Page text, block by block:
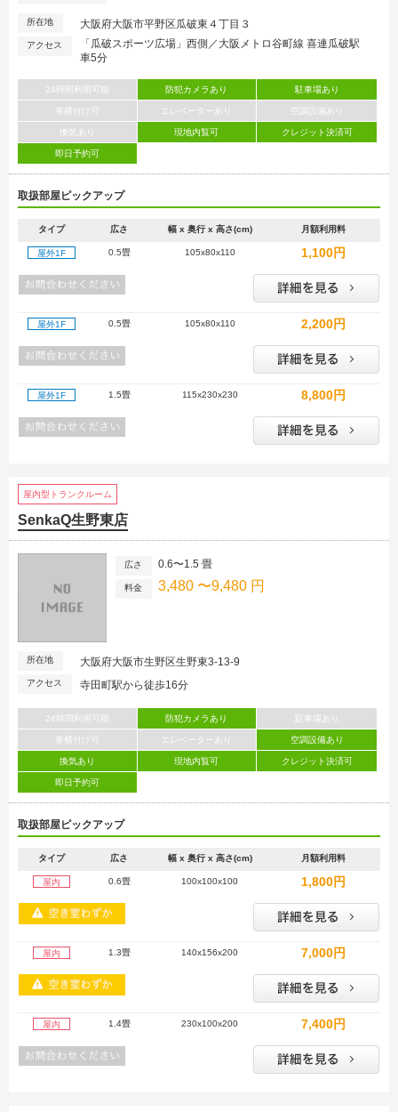
所在地 大阪府大阪市平野区瓜破東４丁目３
アクセス
「瓜破スポーツ広場」西側／大阪メトロ谷町線 喜連瓜破駅
車5分
24時間利用可能 防犯カメラあり 駐車場あり
車横付け可 エレベーターあり 空調設備あり
換気あり 現地内覧可 クレジット決済可
即日予約可
取扱部屋ピックアップ
タイプ 広さ 幅 x 奥行 x 高さ(cm) 月額利用料
屋外1F 0.5畳 105x80x110 1,100円
屋外1F 0.5畳 105x80x110 2,200円
屋外1F 1.5畳 115x230x230 8,800円
屋内型トランクルーム
SenkaQ生野東店
広さ 0.6〜1.5 畳
料金 3,480 〜9,480 円
所在地 大阪府大阪市生野区生野東3-13-9
アクセス 寺田町駅から徒歩16分
24時間利用可能 防犯カメラあり 駐車場あり
車横付け可 エレベーターあり 空調設備あり
換気あり 現地内覧可 クレジット決済可
即日予約可
取扱部屋ピックアップ
タイプ 広さ 幅 x 奥行 x 高さ(cm) 月額利用料
屋内 0.6畳 100x100x100 1,800円
屋内 1.3畳 140x156x200 7,000円
屋内 1.4畳 230x100x200 7,400円